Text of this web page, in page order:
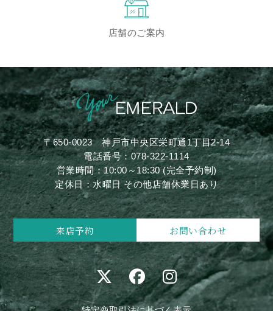
店舗のご案内
〒650-0023神戸市中央区栄町通1丁目2-14
電話番号：078-322-1114
営業時間：10:00～18:30 (完全予約制)
定休日：水曜日 その他店舗休業日あり
来店予約 お問い合わせ